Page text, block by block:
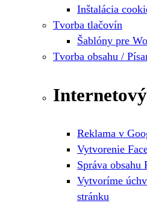
Inštalácia
Tvorba tlačovín
Šablóny pre
Tvorba obsahu /
Reklama v
Vytvorenie
Správa obsahu
Vytvoríme
stránku